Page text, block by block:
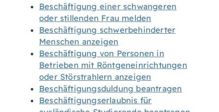
Beschäftigung einer schwangeren
oder stillenden Frau melden
Beschäftigung schwerbehinderter
Menschen anzeigen
Beschäftigung von Personen in
Betrieben mit Röntgeneinrichtungen
oder Störstrahlern anzeigen
Beschäftigungsduldung beantragen
Beschäftigungserlaubnis für